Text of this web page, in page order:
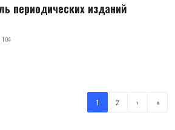
периодических изданий
104
1 2 › »